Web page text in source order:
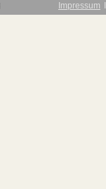
Impressum